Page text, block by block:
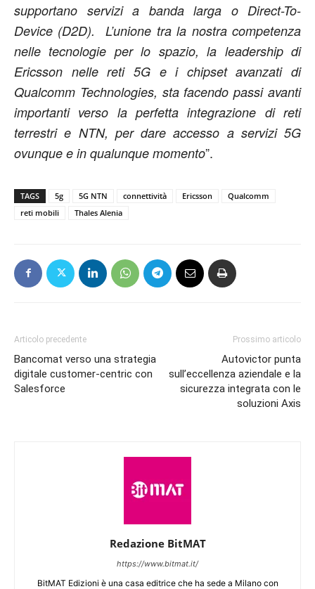
supportano servizi a banda larga o Direct-To-
Device (D2D). L’unione tra la nostra competenza
nelle tecnologie per lo spazio, la leadership di
Ericsson nelle reti 5G e i chipset avanzati di
Qualcomm Technologies, sta facendo passi avanti
importanti verso la perfetta integrazione di reti
terrestri e NTN, per dare accesso a servizi 5G
ovunque e in qualunque momento”.
TAGS 5g 5G NTN connettività Ericsson
Qualcomm
reti mobili
Thales Alenia
Articolo precedente
Bancomat verso una strategia
digitale customer-centric con
Salesforce
Prossimo articolo
Autovictor punta
sull’eccellenza aziendale e la
sicurezza integrata con le
soluzioni Axis
Redazione BitMAT
https://www.bitmat.it/
BitMAT Edizioni è una casa editrice che ha sede a Milano con